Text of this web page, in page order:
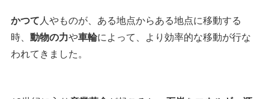
かつて人やものが、ある地点からある地点に移動する
時、 動物の力や車輪によって、より効率的な移動が行な
われてきました。